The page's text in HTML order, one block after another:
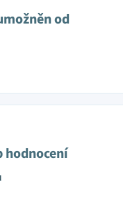
od
hodnocení